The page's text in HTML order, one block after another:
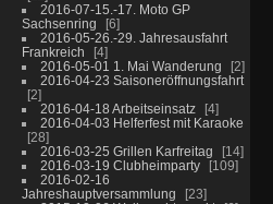
2016-07-15.-17. Moto GP
Sachsenring
6
2016-05-26.-29. Jahresausfahrt
Frankreich
4
2016-05-01 1. Mai Wanderung
2
2016-04-23 Saisoneröffnungsfahrt
2
2016-04-18 Arbeitseinsatz
4
2016-04-03 Helferfest mit Karaoke
28
2016-03-25 Grillen Karfreitag
14
2016-03-19 Clubheimparty
109
2016-02-16
Jahreshauptversammlung
23